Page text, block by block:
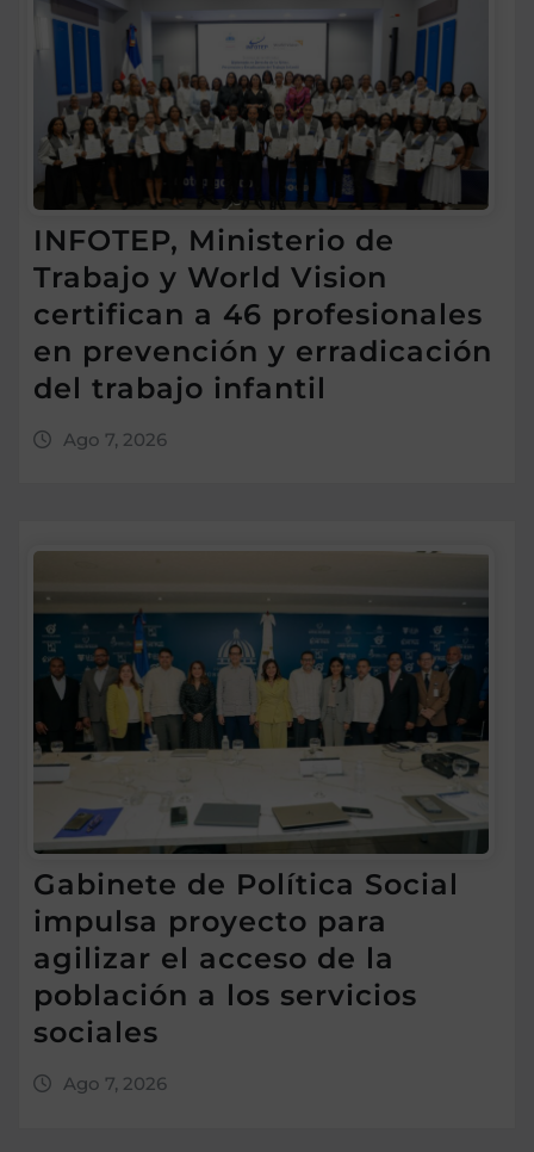
INFOTEP, Ministerio de
Trabajo y World Vision
certifican a 46 profesionales
en prevención y erradicación
del trabajo infantil
Ago 7, 2026
Gabinete de Política Social
impulsa proyecto para
agilizar el acceso de la
población a los servicios
sociales
Ago 7, 2026